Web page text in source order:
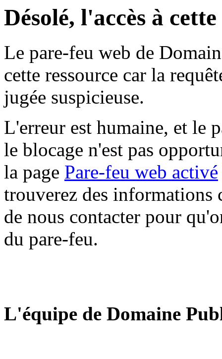
Désolé, l'accès à
Le pare-feu web de
cette ressource car la
jugée suspicieuse.
L'erreur est humaine, et le
le blocage n'est pas
la page Pare-feu web activé
trouverez des informations
de nous contacter pour
du pare-feu.
L'équipe de Domaine